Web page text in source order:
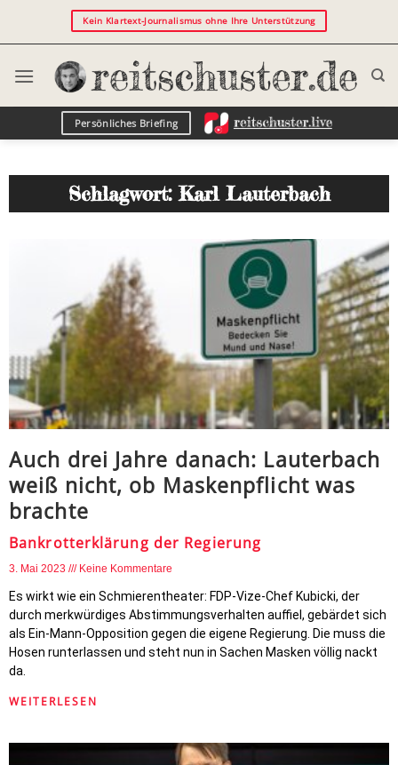
Kein Klartext-Journalismus ohne Ihre Unterstützung
Persönliches Briefing
Schlagwort: Karl Lauterbach
Auch drei Jahre danach: Lauterbach
weiß nicht, ob Maskenpflicht was
brachte
Bankrotterklärung der Regierung
3. Mai 2023 Keine Kommentare
Es wirkt wie ein Schmierentheater: FDP-Vize-Chef Kubicki, der
durch merkwürdiges Abstimmungsverhalten auffiel, gebärdet sich
als Ein-Mann-Opposition gegen die eigene Regierung. Die muss die
Hosen runterlassen und steht nun in Sachen Masken völlig nackt
da.
WEITERLESEN